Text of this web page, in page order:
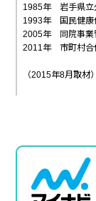
1985年 岩手県立
1993年 国民健康
2005年 同院事業
2011年 市町村合
（2015年8月取材）